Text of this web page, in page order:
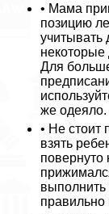
• Мама
позицию
учитывать
некоторые
Для
же одеяло.
• Не стоит
взять
повернуто
выполнить